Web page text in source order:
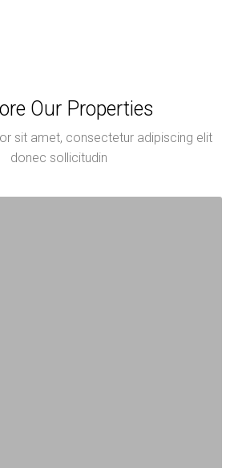
Our Properties
sit amet, consectetur adipiscing elit
donec sollicitudin